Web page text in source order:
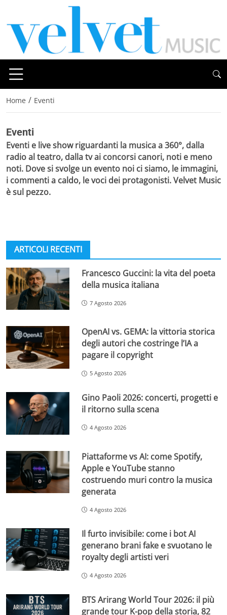
Home / Eventi
Eventi
Eventi e live show riguardanti la musica a 360°, dalla
radio al teatro, dalla tv ai concorsi canori, noti e meno
noti. Dove si svolge un evento noi ci siamo, le immagini,
i commenti a caldo, le voci dei protagonisti. Velvet Music
è sul pezzo.
ARTICOLI RECENTI
Francesco Guccini: la vita del poeta
della musica italiana
7 Agosto 2026
OpenAI vs. GEMA: la vittoria storica
degli autori che costringe l’IA a
pagare il copyright
5 Agosto 2026
Gino Paoli 2026: concerti, progetti e
il ritorno sulla scena
4 Agosto 2026
Piattaforme vs AI: come Spotify,
Apple e YouTube stanno
costruendo muri contro la musica
generata
4 Agosto 2026
Il furto invisibile: come i bot AI
generano brani fake e svuotano le
royalty degli artisti veri
4 Agosto 2026
BTS Arirang World Tour 2026: il più
grande tour K-pop della storia, 82